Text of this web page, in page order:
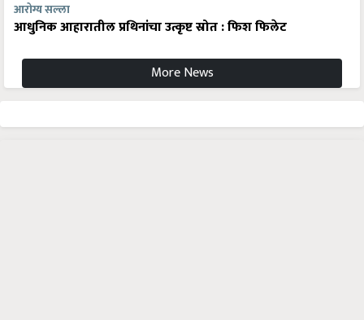
आरोग्य सल्ला
आधुनिक आहारातील प्रथिनांचा उत्कृष्ट स्रोत : फिश फिलेट
More News